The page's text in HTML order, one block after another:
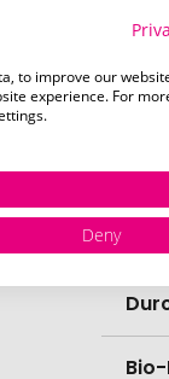
to improve our
experience. For
Deny